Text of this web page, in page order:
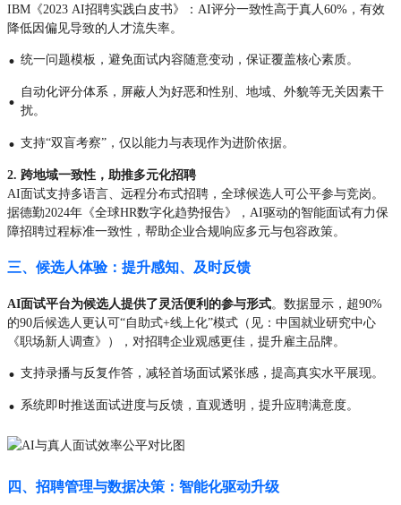
IBM《2023 AI招聘实践白皮书》：AI评分一致性高于真人60%，有效
降低因偏见导致的人才流失率。
· 统一问题模板，避免面试内容随意变动，保证覆盖核心素质。
· 自动化评分体系，屏蔽人为好恶和性别、地域、外貌等无关因素干
扰。
· 支持“双盲考察”，仅以能力与表现作为进阶依据。
2. 跨地域一致性，助推多元化招聘
AI面试支持多语言、远程分布式招聘，全球候选人可公平参与竞岗。
据德勤2024年《全球HR数字化趋势报告》，AI驱动的智能面试有力保
障招聘过程标准一致性，帮助企业合规响应多元与包容政策。
三、候选人体验：提升感知、及时反馈
AI面试平台为候选人提供了灵活便利的参与形式。数据显示，超90%
的90后候选人更认可“自助式+线上化”模式（见：中国就业研究中心
《职场新人调查》），对招聘企业观感更佳，提升雇主品牌。
· 支持录播与反复作答，减轻首场面试紧张感，提高真实水平展现。
· 系统即时推送面试进度与反馈，直观透明，提升应聘满意度。
四、招聘管理与数据决策：智能化驱动升级